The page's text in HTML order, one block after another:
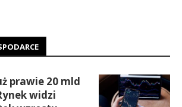
prawie 20 mld
widzi